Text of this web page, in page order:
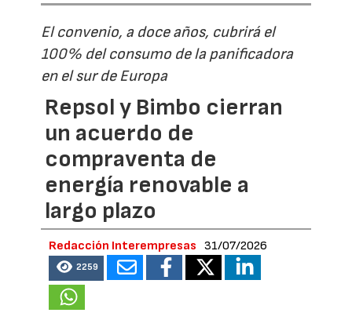
El convenio, a doce años, cubrirá el
100% del consumo de la panificadora
en el sur de Europa
Repsol y Bimbo cierran
un acuerdo de
compraventa de
energía renovable a
largo plazo
Redacción Interempresas 31/07/2026
2259